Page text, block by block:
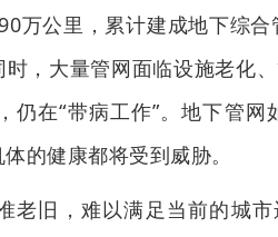
万公里，累计建成地下综
，大量管网面临设施老化
在“带病工作”。地下管网
的健康都将受到威胁。
老旧，难以满足当前的城